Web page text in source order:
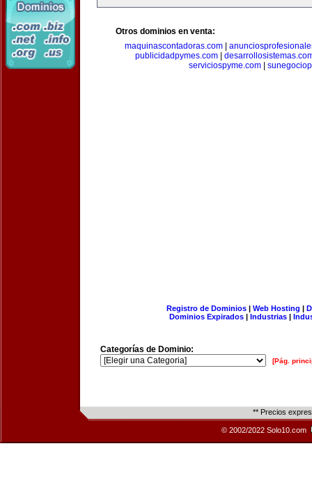
Otros dominios en venta:
maquinascontadoras.com|
publicidadpymes.com
serviciospyme.com|
Registro de Dominios| Web Hosting |
Dominios Expirados | Industrias |
Categorías de Dominio:
[Pág.
** Precios
© 2002/2022 Solo10.com